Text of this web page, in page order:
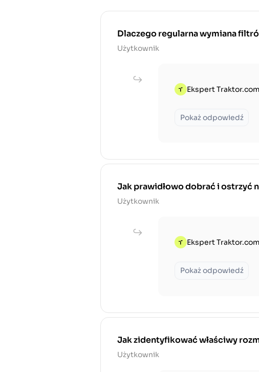
Dlaczego regularna wymiana
Użytkownik
Ekspert
Pokaż odpowiedź
Jak prawidłowo dobrać i ostrzyć
Użytkownik
Ekspert
Pokaż odpowiedź
Jak zidentyfikować właściwy
Użytkownik